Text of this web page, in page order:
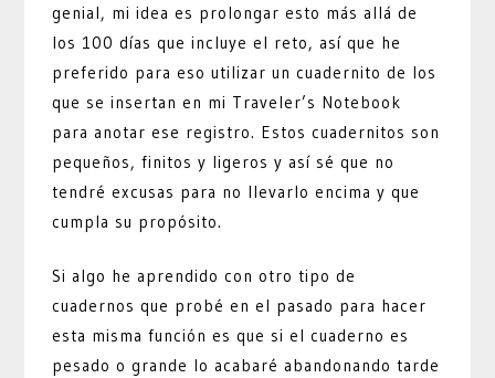
genial, mi idea es prolongar esto más allá de
los 100 días que incluye el reto, así que he
preferido para eso utilizar un cuadernito de los
que se insertan en mi Traveler’s Notebook
para anotar ese registro. Estos cuadernitos son
pequeños, finitos y ligeros y así sé que no
tendré excusas para no llevarlo encima y que
cumpla su propósito.
Si algo he aprendido con otro tipo de
cuadernos que probé en el pasado para hacer
esta misma función es que si el cuaderno es
pesado o grande lo acabaré abandonando tarde